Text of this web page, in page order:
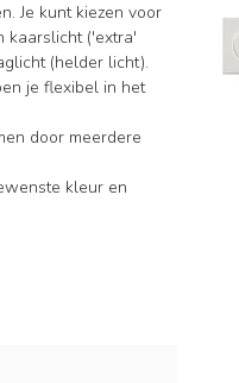
Je kunt kiezen voor
kaarslicht ('extra'
(helder licht).
je flexibel in het
door meerdere
kleur en